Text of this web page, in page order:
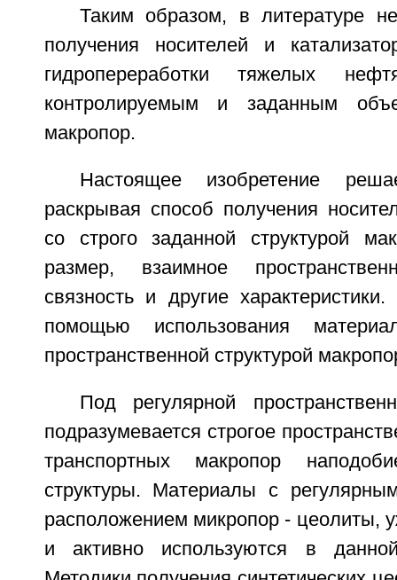
Таким образом, в литературе
получения носителей и
гидропереработки тяжелых
контролируемым и заданным
макропор.
Настоящее изобретение
раскрывая способ получения
со строго заданной структурой
размер, взаимное
связность и другие
помощью использования
пространственной структурой
Под регулярной
подразумевается строгое
транспортных макропор
структуры. Материалы с
расположением микропор - цеолиты,
и активно используются в